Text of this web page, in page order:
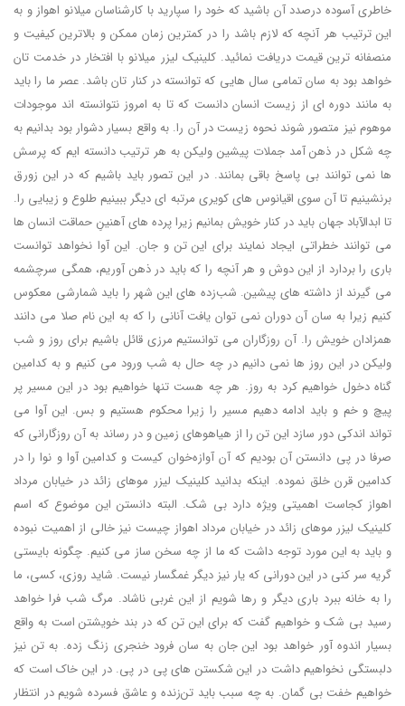
خاطری آسوده درصدد آن باشید که خود را سپارید با کارشناسان میلانو اهواز و به
این ترتیب هر آنچه که لازم باشد را در کمترین زمان ممکن و بالاترین کیفیت و
منصفانه ترین قیمت دریافت نمائید. کلینیک لیزر میلانو با افتخار در خدمت تان
خواهد بود به سان تمامی سال هایی که توانسته در کنار تان باشد. عصر ما را باید
به مانند دوره ای از زیست انسان دانست که تا به امروز نتوانسته اند موجودات
موهوم نیز متصور شوند نحوه زیست در آن را. به واقع بسیار دشوار بود بدانیم به
چه شکل در ذهن آمد جملات پیشین ولیکن به هر ترتیب دانسته ایم که پرسش
ها نمی توانند بی پاسخ باقی بمانند. در این تصور باید باشیم که در این زورق
برنشینیم تا آن سوی اقیانوس های کویری مرتبه ای دیگر ببینیم طلوع و زیبایی را.
تا ابدالآباد جهان باید در کنار خویش بمانیم زیرا پرده های آهنینِ حماقت انسان ها
می توانند خطراتی ایجاد نمایند برای این تن و جان. این آوا نخواهد توانست
باری را بردارد از این دوش و هر آنچه را که باید در ذهن آوریم، همگی سرچشمه
می گیرند از داشته های پیشین. شب‌زده های این شهر را باید شمارشی معکوس
کنیم زیرا به سان آن دوران نمی توان یافت آنانی را که به این نام صلا می دانند
همزادان خویش را. آن روزگاران می توانستیم مرزی قائل باشیم برای روز و شب
ولیکن در این روز ها نمی دانیم در چه حال به شب ورود می کنیم و به کدامین
گناه دخول خواهیم کرد به روز. هر چه هست تنها خواهیم بود در این مسیر پر
پیچ و خم و باید ادامه دهیم مسیر را زیرا محکوم هستیم و بس. این آوا می
تواند اندکی دور سازد این تن را از هیاهوهای زمین و در رساند به آن روزگارانی که
صرفا در پی دانستن آن بودیم که آن آوازه‌خوان کیست و کدامین آوا و نوا را در
کدامین قرن خلق نموده. اینکه بدانید کلینیک لیزر موهای زائد در خیابان مرداد
اهواز کجاست اهمیتی ویژه دارد بی شک. البته دانستن این موضوع که اسم
کلینیک لیزر موهای زائد در خیابان مرداد اهواز چیست نیز خالی از اهمیت نبوده
و باید به این مورد توجه داشت که ما از چه سخن ساز می کنیم. چگونه بایستی
گریه سر کنی در این دورانی که یار نیز دیگر غمگسار نیست. شاید روزی، کسی، ما
را به خانه ببرد باری دیگر و رها شویم از این غربی ناشاد. مرگ شب فرا خواهد
رسید بی شک و خواهیم گفت که برای این تن که در بند خویشتن است به واقع
بسیار اندوه آور خواهد بود این جان به سان فرود خنجری زنگ زده. به تن نیز
دلبستگی نخواهیم داشت در این شکستن های پی در پی. در این خاک است که
خواهیم خفت بی گمان. به چه سبب باید تن‌زنده و عاشق فسرده شویم در انتظار